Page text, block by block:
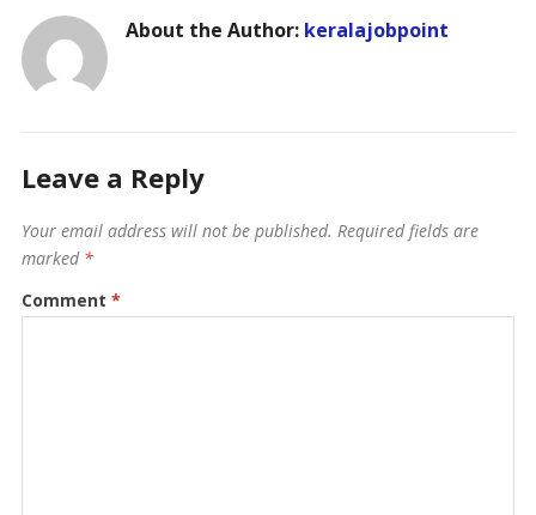
About the Author: keralajobpoint
Leave a Reply
Your email address will not be published. Required fields are
marked *
Comment *